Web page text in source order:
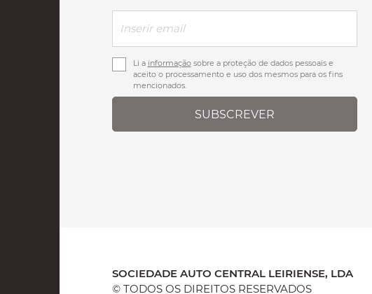
Li a informaçãosobre a proteção de dados pessoais e
aceito o processamento e uso dos mesmos para os fins
mencionados.
SUBSCREVER
SOCIEDADE AUTO CENTRAL LEIRIENSE, LDA
© TODOS OS DIREITOS RESERVADOS